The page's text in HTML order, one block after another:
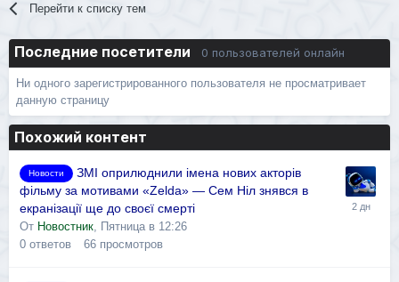
Перейти к списку тем
Последние посетители 0 пользователей онлайн
Ни одного зарегистрированного пользователя не просматривает
данную страницу
Похожий контент
Новости
ЗМІ оприлюднили імена нових акторів
фільму за мотивами «Zelda» — Сем Ніл знявся в
екранізації ще до своєї смерті
От Новостник
Пятница в 12:26
0 ответов 66 просмотров